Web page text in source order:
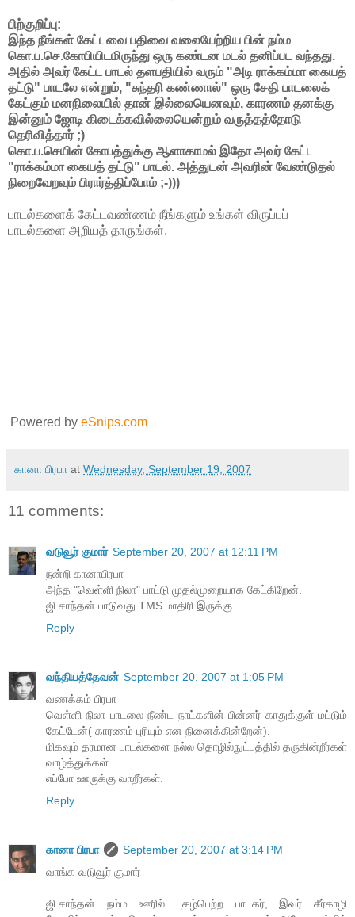
பிற்குறிப்பு:
இந்த நீங்கள் கேட்டவை பதிவை வலையேற்றிய பின் நம்ம
கொ.ப.செ.கோபியிடமிருந்து ஒரு கண்டன மடல் தனிப்பட வந்தது.
அதில் அவர் கேட்ட பாடல் தளபதியில் வரும் "அடி ராக்கம்மா கையத்
தட்டு" பாடலே என்றும், "சுந்தரி கண்ணால்" ஒரு சேதி பாடலைக்
கேட்கும் மனநிலையில் தான் இல்லையெனவும், காரணம் தனக்கு
இன்னும் ஜோடி கிடைக்கவில்லையென்றும் வருத்தத்தோடு
தெரிவித்தார் ;)
கொ.ப.செயின் கோபத்துக்கு ஆளாகாமல் இதோ அவர் கேட்ட
"ராக்கம்மா கையத் தட்டு" பாடல். அத்துடன் அவரின் வேண்டுதல்
நிறைவேறவும் பிரார்த்திப்போம் ;-)))
பாடல்களைக் கேட்டவண்ணம் நீங்களும் உங்கள் விருப்பப்
பாடல்களை அறியத் தாருங்கள்.
Powered by eSnips.com
கானா பிரபா at Wednesday, September 19, 2007
11 comments:
வடுவூர் குமார் September 20, 2007 at 12:11 PM
நன்றி கானாபிரபா
அந்த "வெள்ளி நிலா" பாட்டு முதல்முறையாக கேட்கிறேன்.
ஜி.சாந்தன் பாடுவது TMS மாதிரி இருக்கு.
Reply
வந்தியத்தேவன் September 20, 2007 at 1:05 PM
வணக்கம் பிரபா
வெள்ளி நிலா பாடலை நீண்ட நாட்களின் பின்னர் காதுக்குள் மட்டும்
கேட்டேன்( காரணம் புரியும் என நினைக்கின்றேன்).
மிகவும் தரமான பாடல்களை நல்ல தொழில்நுட்பத்தில் தருகின்றீர்கள்
வாழ்த்துக்கள்.
எப்போ ஊருக்கு வாறீர்கள்.
Reply
கானா பிரபா
September 20, 2007 at 3:14 PM
வாங்க வடுவூர் குமார்
ஜி.சாந்தன் நம்ம ஊரில் புகழ்பெற்ற பாடகர், இவர் சீர்காழி